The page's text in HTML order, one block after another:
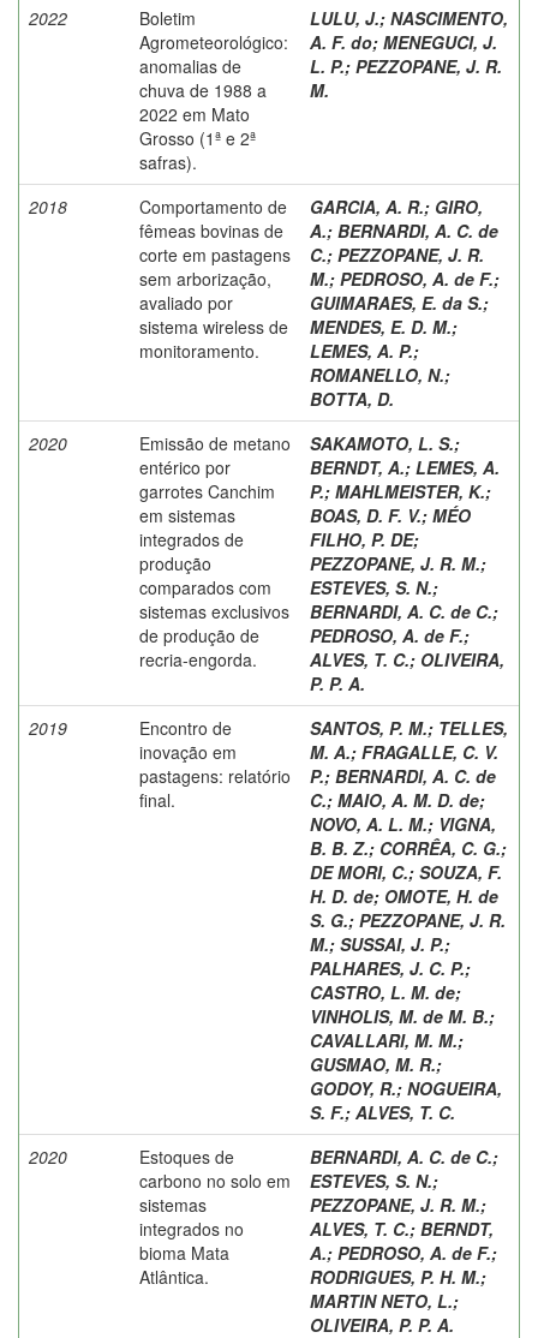
2022
Boletim
Agrometeorológico:
anomalias de
chuva de 1988 a
2022 em Mato
Grosso (1ª e 2ª
safras).
LULU, J.; NASCIMENTO,
A. F. do; MENEGUCI, J.
L. P.; PEZZOPANE, J. R.
M.
2018
Comportamento de
fêmeas bovinas de
corte em pastagens
sem arborização,
avaliado por
sistema wireless de
monitoramento.
GARCIA, A. R.; GIRO,
A.; BERNARDI, A. C. de
C.; PEZZOPANE, J. R.
M.; PEDROSO, A. de F.;
GUIMARAES, E. da S.;
MENDES, E. D. M.;
LEMES, A. P.;
ROMANELLO, N.;
BOTTA, D.
2020
Emissão de metano
entérico por
garrotes Canchim
em sistemas
integrados de
produção
comparados com
sistemas exclusivos
de produção de
recria-engorda.
SAKAMOTO, L. S.;
BERNDT, A.; LEMES, A.
P.; MAHLMEISTER, K.;
BOAS, D. F. V.; MÉO
FILHO, P. DE;
PEZZOPANE, J. R. M.;
ESTEVES, S. N.;
BERNARDI, A. C. de C.;
PEDROSO, A. de F.;
ALVES, T. C.; OLIVEIRA,
P. P. A.
2019
Encontro de
inovação em
pastagens: relatório
final.
SANTOS, P. M.; TELLES,
M. A.; FRAGALLE, C. V.
P.; BERNARDI, A. C. de
C.; MAIO, A. M. D. de;
NOVO, A. L. M.; VIGNA,
B. B. Z.; CORRÊA, C. G.;
DE MORI, C.; SOUZA, F.
H. D. de; OMOTE, H. de
S. G.; PEZZOPANE, J. R.
M.; SUSSAI, J. P.;
PALHARES, J. C. P.;
CASTRO, L. M. de;
VINHOLIS, M. de M. B.;
CAVALLARI, M. M.;
GUSMAO, M. R.;
GODOY, R.; NOGUEIRA,
S. F.; ALVES, T. C.
2020
Estoques de
carbono no solo em
sistemas
integrados no
bioma Mata
Atlântica.
BERNARDI, A. C. de C.;
ESTEVES, S. N.;
PEZZOPANE, J. R. M.;
ALVES, T. C.; BERNDT,
A.; PEDROSO, A. de F.;
RODRIGUES, P. H. M.;
MARTIN NETO, L.;
OLIVEIRA, P. P. A.